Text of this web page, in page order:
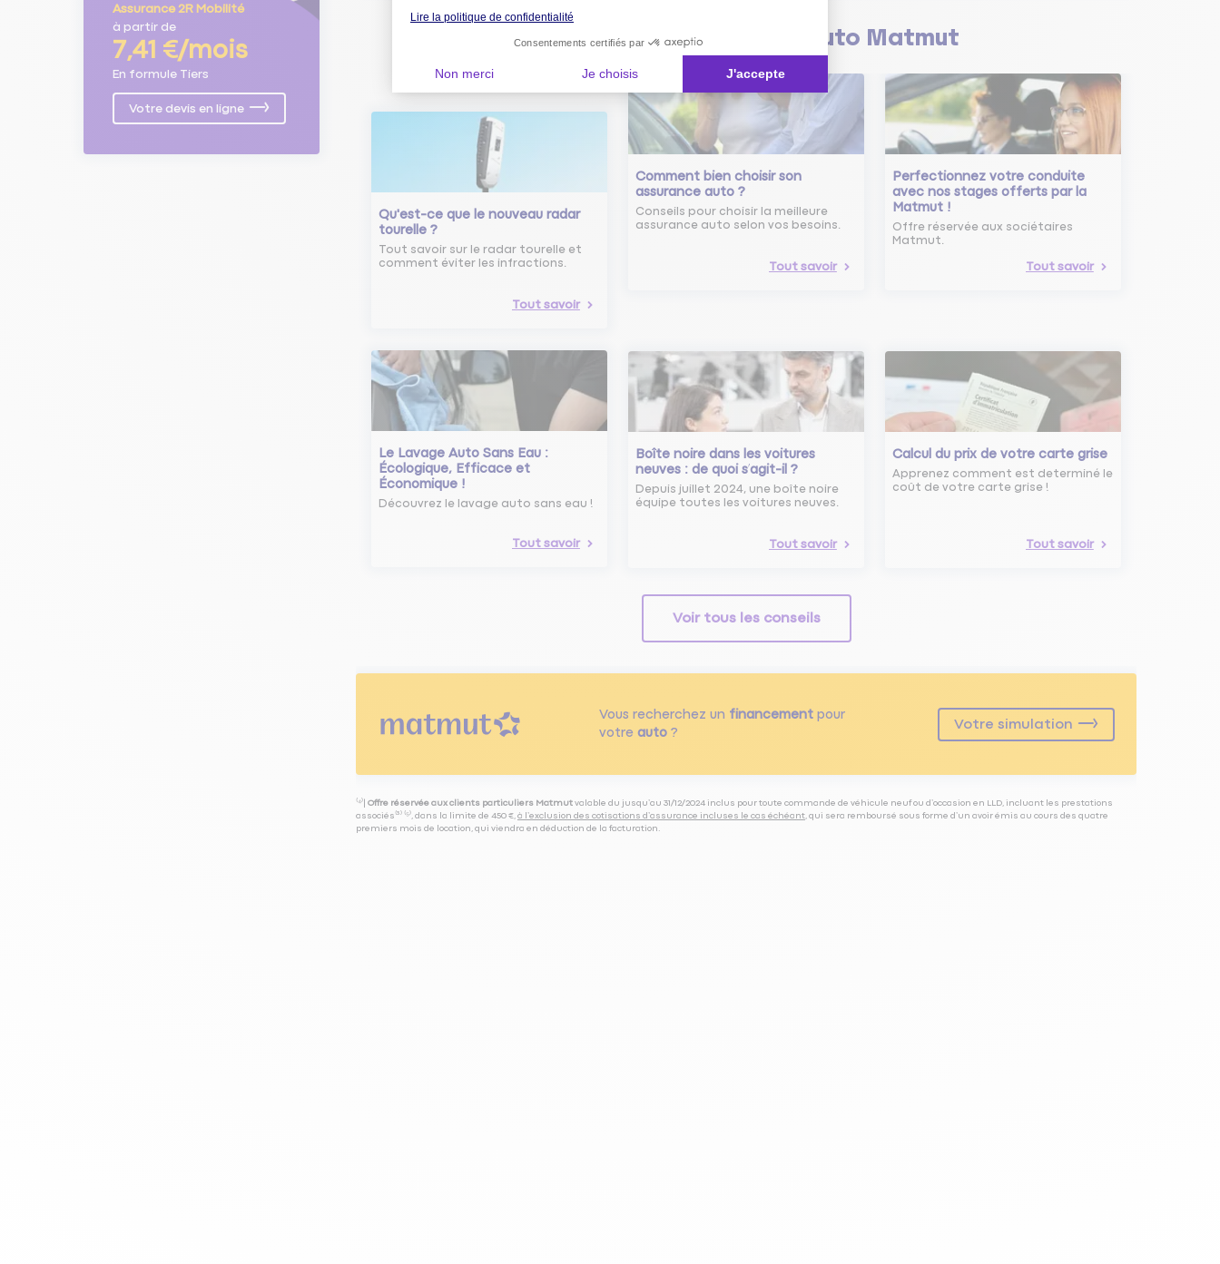
Assurance 2R Mobilité
à partir de
7,41 €/mois
En formule Tiers
Votre devis en ligne
Découvrez les Auto Matmut
Qu'est-ce que le nouveau radar
tourelle ?
Tout savoir sur le radar tourelle et
comment éviter les infractions.
Tout savoir
Comment bien choisir son
assurance auto ?
Conseils pour choisir la meilleure
assurance auto selon vos besoins.
Tout savoir
Perfectionnez votre conduite
avec nos stages offerts par la
Matmut !
Offre réservée aux sociétaires
Matmut.
Tout savoir
Le Lavage Auto Sans Eau :
Écologique, Efficace et
Économique !
Découvrez le lavage auto sans eau !
Tout savoir
Boîte noire dans les voitures
neuves : de quoi s’agit-il ?
Depuis juillet 2024, une boîte noire
équipe toutes les voitures neuves.
Tout savoir
Calcul du prix de votre carte grise
Apprenez comment est determiné le
coût de votre carte grise !
Tout savoir
Voir tous les conseils
Vous recherchez un financementpour
votre auto?
Votre simulation
⁽⁴⁾| Offre réservée aux clients particuliers Matmut valable du jusqu’au 31/12/2024 inclus pour toute commande de véhicule neuf ou d’occasion en LLD, incluant les prestations
associés⁽³⁾ ⁽⁵⁾, dans la limite de 450 €, à l’exclusion des cotisations d’assurance incluses le cas échéant, qui sera remboursé sous forme d’un avoir émis au cours des quatre
premiers mois de location, qui viendra en déduction de la facturation.
Lire la politique de confidentialité
Consentements certifiés par
Non merci Je choisis J'accepte